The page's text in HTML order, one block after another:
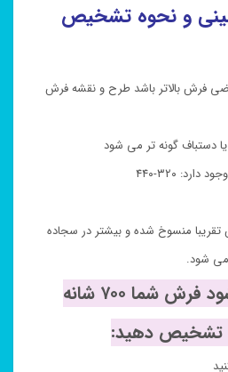
و نحوه تشخیص
فرش بالاتر باشد طرح و نقشه فرش
دستباف گونه تر می شود
شانه های متداولی که در فرش وجود دارد: ۳۲۰-۴۴۰
فرش تقریبا منسوخ شده و بیشتر در سجاده
می شود.
زمانی که گفته می شود فرش شما ۷۰۰ شانه
تشخیص دهید: